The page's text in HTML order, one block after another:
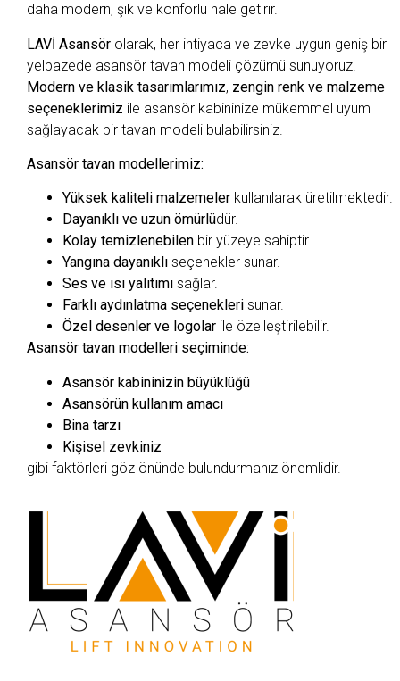
daha modern, şık ve konforlu hale getirir.
LAVİ Asansör olarak, her ihtiyaca ve zevke uygun geniş bir
yelpazede asansör tavan modeli çözümü sunuyoruz.
Modern ve klasik tasarımlarımız, zengin renk ve malzeme
seçeneklerimiz ile asansör kabininize mükemmel uyum
sağlayacak bir tavan modeli bulabilirsiniz.
Asansör tavan modellerimiz:
Yüksek kaliteli malzemeler kullanılarak üretilmektedir.
Dayanıklı ve uzun ömürlüdür.
Kolay temizlenebilen bir yüzeye sahiptir.
Yangına dayanıklı seçenekler sunar.
Ses ve ısı yalıtımı sağlar.
Farklı aydınlatma seçenekleri sunar.
Özel desenler ve logolar ile özelleştirilebilir.
Asansör tavan modelleri seçiminde:
Asansör kabininizin büyüklüğü
Asansörün kullanım amacı
Bina tarzı
Kişisel zevkiniz
gibi faktörleri göz önünde bulundurmanız önemlidir.